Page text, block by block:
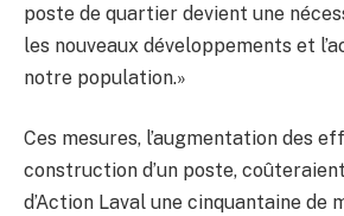
poste de quartier devient une
les nouveaux développements et
notre population.»
Ces mesures, l’augmentation des
construction d’un poste,
d’Action Laval une cinquantaine de